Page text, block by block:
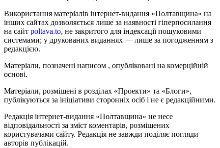
Використання матеріалів інтернет-видання «Полтавщина» на
інших сайтах дозволяється лише за наявності гіперпосилання
на сайт poltava.to, не закритого для індексації пошуковими
системами; у друкованих виданнях — лише за погодженням з
редакцією.
Матеріали, позначені написом , опубліковані на комерційній
основі.
Матеріали, розміщені в розділах «Проекти» та «Блоги»,
публікуються за ініціативи сторонніх осіб і не є редакційними.
Редакція інтернет-видання «Полтавщина» не несе
відповідальності за зміст коментарів, розміщених
користувачами сайту. Редакція не завжди поділяє погляди
авторів публікацій.